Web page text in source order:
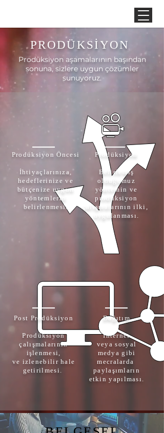
PRODÜKSİYON
Prodüksiyon aşamalarının başından
sonuna, sizlere uygun çözümler
sunuyoruz.
Prodüksiyon Öncesi
İhtiyaçlarınıza,
hedeflerinize ve
bütçenize uygun
yöntemlerin
belirlenmesi.
Prodüksiyon
Belirlemiş
olduğumuz
yöntemin ve
prodüksiyon
çalışmalarının ilki,
uygulanması.
Post Prodüksiyon
Prodüksiyon
çalışmalarının
işlenmesi,
ve izlenebilir hale
getirilmesi.
Dağıtım
Internet
veya sosyal
medya gibi
mecralarda
paylaşımların
etkin yapılması.